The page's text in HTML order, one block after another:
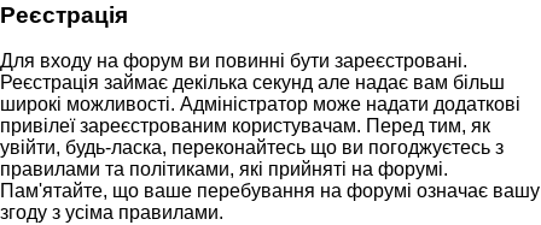
Реєстрація
Для входу на форум ви повинні бути зареєстровані.
Реєстрація займає декілька секунд але надає вам більш
широкі можливості. Адміністратор може надати додаткові
привілеї зареєстрованим користувачам. Перед тим, як
увійти, будь-ласка, переконайтесь що ви погоджуєтесь з
правилами та політиками, які прийняті на форумі.
Пам'ятайте, що ваше перебування на форумі означає вашу
згоду з усіма правилами.